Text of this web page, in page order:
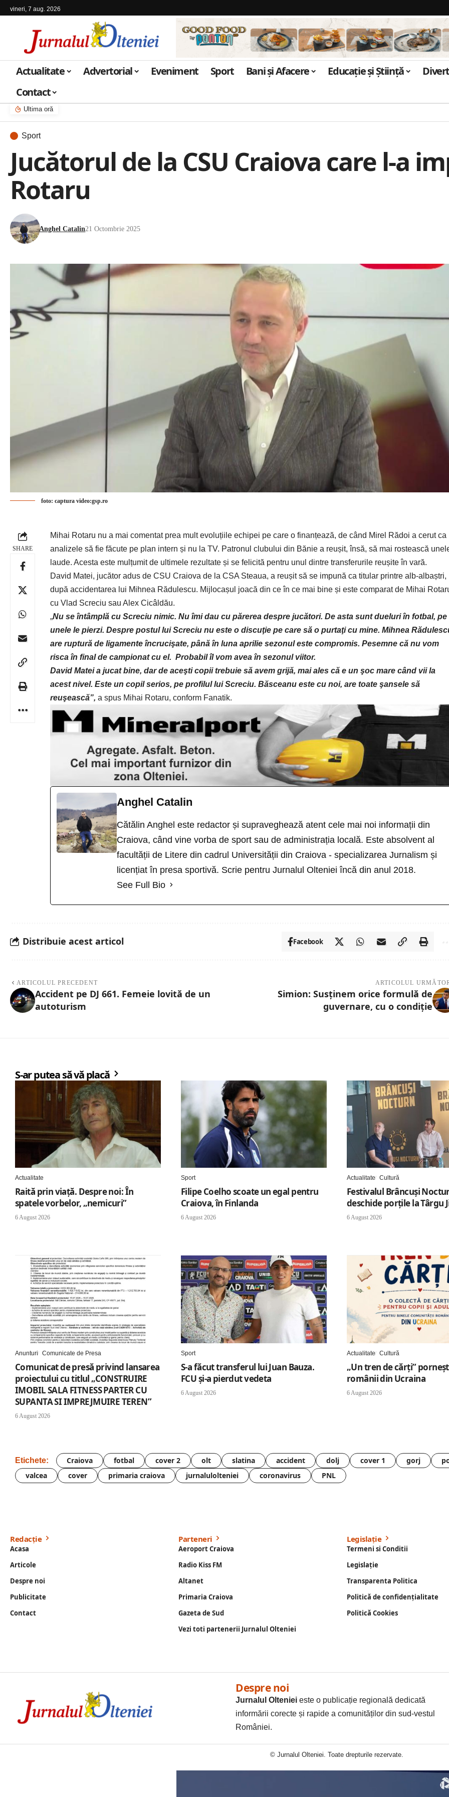
vineri, 7 aug. 2026
Actualitate Advertorial Eveniment Sport Bani și Afacere Educație și Știință
Contact
Ultima oră
Sport
Jucătorul de la CSU Craiova care l-a
Rotaru
Anghel Catalin21 Octombrie 2025
foto: captura video:gsp.ro
SHARE
Mihai Rotaru nu a mai comentat prea mult evoluțiile echipei pe care o finanțează, de când Mirel Rădoi a cerut ca
analizele să fie făcute pe plan intern și nu la TV. Patronul clubului din Bănie a reușit, însă, să mai rostească
laude. Acesta este mulțumit de ultimele rezultate și se felicită pentru unul dintre transferurile reușite în vară.
David Matei, jucător adus de CSU Craiova de la CSA Steaua, a reușit să se impună ca titular printre alb-albaștri,
după accidentarea lui Mihnea Rădulescu. Mijlocașul joacă din ce în ce mai bine și este comparat de Mihai
cu Vlad Screciu sau Alex Cicâldău.
„Nu se întâmplă cu Screciu nimic. Nu îmi dau cu părerea despre jucători. De asta sunt dueluri în fotbal, pe
unele le pierzi. Despre postul lui Screciu nu este o discuţie pe care să o purtaţi cu mine. Mihnea
are ruptură de ligamente încrucişate, până în luna aprilie sezonul este compromis. Pesemne că nu vom
risca în final de campionat cu el. Probabil îl vom avea în sezonul viitor.
David Matei a jucat bine, dar de aceşti copii trebuie să avem grijă, mai ales că e un şoc mare când vii la
acest nivel. Este un copil serios, pe profilul lui Screciu. Băsceanu este cu noi, are toate şansele să
reuşească”, a spus Mihai Rotaru, conform Fanatik.
Anghel Catalin
Cătălin Anghel este redactor și supraveghează atent cele mai noi informații din
Craiova, când vine vorba de sport sau de administrația locală. Este absolvent al
facultății de Litere din cadrul Universității din Craiova - specializarea Jurnalism și
licențiat în presa sportivă. Scrie pentru Jurnalul Olteniei încă din anul 2018.
See Full Bio
Distribuie acest articol Facebook
ARTICOLUL PRECEDENT
Accident pe DJ 661. Femeie lovită de un
autoturism
ARTICOLUL
Simion: Susținem orice formulă de
guvernare, cu o condiție
S-ar putea să vă placă
Actualitate
Raită prin viață. Despre noi: În
spatele vorbelor, „nemicuri”
6 August 2026
Sport
Filipe Coelho scoate un egal pentru
Craiova, în Finlanda
6 August 2026
Actualitate Cultură
Festivalul Brâncuși
deschide porțile la Târgu
6 August 2026
Anunturi Comunicate de Presa
Comunicat de presă privind lansarea
proiectului cu titlul „CONSTRUIRE
IMOBIL SALA FITNESS PARTER CU
SUPANTA SI IMPREJMUIRE TEREN”
6 August 2026
Sport
S-a făcut transferul lui Juan Bauza.
FCU și-a pierdut vedeta
6 August 2026
Actualitate Cultură
„Un tren de cărți”
românii din Ucraina
6 August 2026
Etichete: Craiova fotbal cover 2 olt slatina accident dolj cover 1 gorj
valcea
cover primaria craiova jurnalulolteniei coronavirus PNL
Redacție
Acasa
Articole
Despre noi
Publicitate
Contact
Parteneri
Aeroport Craiova
Radio Kiss FM
Altanet
Primaria Craiova
Gazeta de Sud
Vezi toti partenerii Jurnalul Olteniei
Legislație
Termeni si Conditii
Legislație
Transparenta Politica
Politică de confidențialitate
Politică Cookies
Despre noi
Jurnalul Olteniei este o publicație regională dedicată
informării corecte și rapide a comunităților din sud-vestul
României.
© Jurnalul Olteniei. Toate drepturile rezervate.